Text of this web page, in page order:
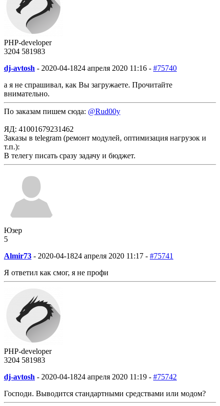
PHP-developer
3204 581983
dj-avtosh - 2020-04-1824 апреля 2020 11:16 - #75740
а я не спрашивал, как Вы загружаете. Прочитайте
внимательно.
По заказам пишем сюда: @Rud00y
ЯД: 41001679231462
Заказы в telegram (ремонт модулей, оптимизация нагрузок и
т.п.):
В телегу писать сразу задачу и бюджет.
Юзер
5
Almir73 - 2020-04-1824 апреля 2020 11:17 - #75741
Я ответил как смог, я не профи
PHP-developer
3204 581983
dj-avtosh - 2020-04-1824 апреля 2020 11:19 - #75742
Господи. Выводится стандартными средствами или модом?